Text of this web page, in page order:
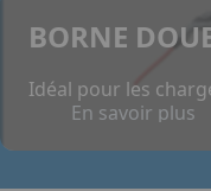
BORNE
Idéal pour les
En savoir plus